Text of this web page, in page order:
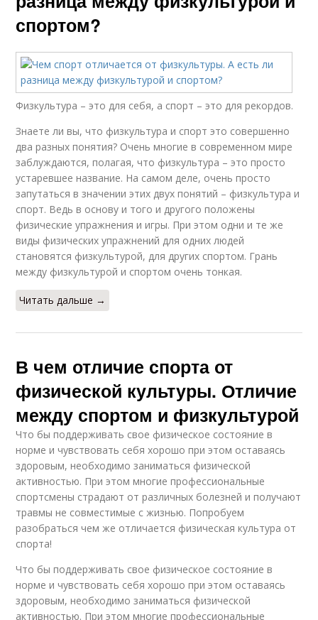
спортом?
Физкультура – это для себя, а спорт – это для рекордов.
Знаете ли вы, что физкультура и спорт это совершенно
два разных понятия? Очень многие в современном мире
заблуждаются, полагая, что физкультура – это просто
устаревшее название. На самом деле, очень просто
запутаться в значении этих двух понятий – физкультура и
спорт. Ведь в основу и того и другого положены
физические упражнения и игры. При этом одни и те же
виды физических упражнений для одних людей
становятся физкультурой, для других спортом. Грань
между физкультурой и спортом очень тонкая.
Читать дальше →
В чем отличие спорта от
физической культуры. Отличие
между спортом и физкультурой
Что бы поддерживать свое физическое состояние в
норме и чувствовать себя хорошо при этом оставаясь
здоровым, необходимо заниматься физической
активностью. При этом многие профессиональные
спортсмены страдают от различных болезней и получают
травмы не совместимые с жизнью. Попробуем
разобраться чем же отличается физическая культура от
спорта!
Что бы поддерживать свое физическое состояние в
норме и чувствовать себя хорошо при этом оставаясь
здоровым, необходимо заниматься физической
активностью. При этом многие профессиональные